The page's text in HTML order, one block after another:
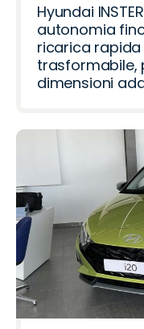
Hyundai
autonomia
ricarica
trasformabile,
dimensioni